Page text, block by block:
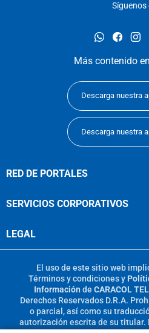
Síguenos
whatsapp
Más contenido en
Descarga nuestra
Descarga nuestra
RED DE PORTALES
SERVICIOS CORPORATIVOS
LEGAL
El uso de este sitio web
Términos y condicionesy
Información de CARACOL
Derechos Reservados D.R.A.
o parcial, así como su
autorización escrita de su titular.